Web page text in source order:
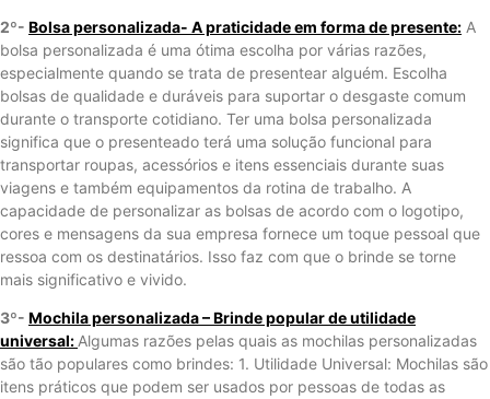
2º- Bolsa personalizada- A praticidade em forma de presente: A
bolsa personalizada é uma ótima escolha por várias razões,
especialmente quando se trata de presentear alguém. Escolha
bolsas de qualidade e duráveis para suportar o desgaste comum
durante o transporte cotidiano. Ter uma bolsa personalizada
significa que o presenteado terá uma solução funcional para
transportar roupas, acessórios e itens essenciais durante suas
viagens e também equipamentos da rotina de trabalho. A
capacidade de personalizar as bolsas de acordo com o logotipo,
cores e mensagens da sua empresa fornece um toque pessoal que
ressoa com os destinatários. Isso faz com que o brinde se torne
mais significativo e vivido.
3º- Mochila personalizada – Brinde popular de utilidade
universal: Algumas razões pelas quais as mochilas personalizadas
são tão populares como brindes: 1. Utilidade Universal: Mochilas são
itens práticos que podem ser usados ​​por pessoas de todas as